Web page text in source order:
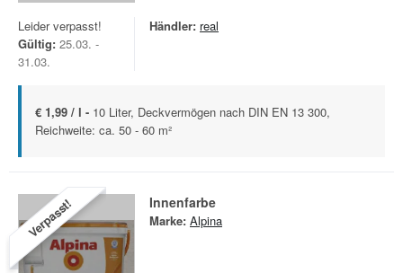
Leider verpasst!
Gültig: 25.03. -
31.03.
Händler: real
€ 1,99 / l - 10 Liter, Deckvermögen nach DIN EN 13 300,
Reichweite: ca. 50 - 60 m²
Verpasst! Innenfarbe
Marke: Alpina